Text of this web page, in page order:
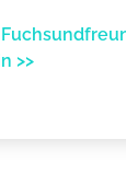
>>